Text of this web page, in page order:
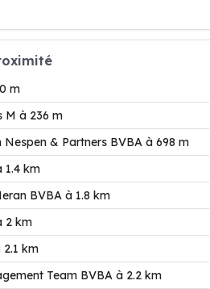
m
M à 236 m
& Partners BVBA à 698 m
1.4 km
BVBA à 1.8 km
2 km
km
Team BVBA à 2.2 km